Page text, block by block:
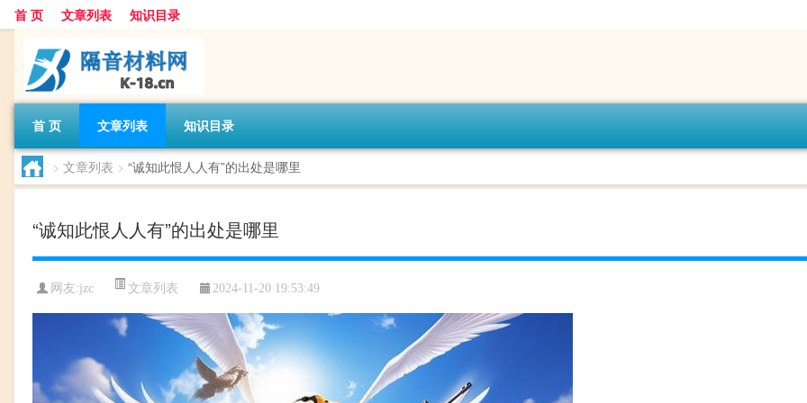
首 页 文章列表 知识目录
首 页 文章列表 知识目录
> 文章列表 > “诚知此恨人人有”的出处是哪里
“诚知此恨人人有”的出处是哪里
网友:jzc 文章列表 2024-11-20 19:53:49